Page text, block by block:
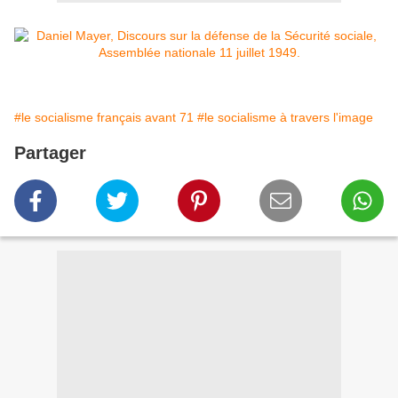
#le socialisme français avant 71 #le socialisme à travers l'image
Partager